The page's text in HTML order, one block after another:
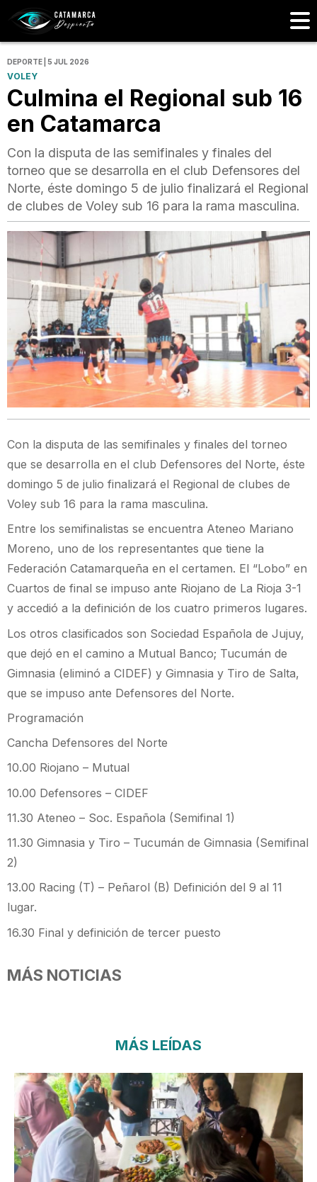
DEPORTE | 5 JUL 2026
VOLEY
Culmina el Regional sub 16
en Catamarca
Con la disputa de las semifinales y finales del
torneo que se desarrolla en el club Defensores del
Norte, éste domingo 5 de julio finalizará el Regional
de clubes de Voley sub 16 para la rama masculina.
Con la disputa de las semifinales y finales del torneo
que se desarrolla en el club Defensores del Norte, éste
domingo 5 de julio finalizará el Regional de clubes de
Voley sub 16 para la rama masculina.
Entre los semifinalistas se encuentra Ateneo Mariano
Moreno, uno de los representantes que tiene la
Federación Catamarqueña en el certamen. El “Lobo” en
Cuartos de final se impuso ante Riojano de La Rioja 3-1
y accedió a la definición de los cuatro primeros lugares.
Los otros clasificados son Sociedad Española de Jujuy,
que dejó en el camino a Mutual Banco; Tucumán de
Gimnasia (eliminó a CIDEF) y Gimnasia y Tiro de Salta,
que se impuso ante Defensores del Norte.
Programación
Cancha Defensores del Norte
10.00 Riojano – Mutual
10.00 Defensores – CIDEF
11.30 Ateneo – Soc. Española (Semifinal 1)
11.30 Gimnasia y Tiro – Tucumán de Gimnasia (Semifinal
2)
13.00 Racing (T) – Peñarol (B) Definición del 9 al 11
lugar.
16.30 Final y definición de tercer puesto
MÁS NOTICIAS
MÁS LEÍDAS